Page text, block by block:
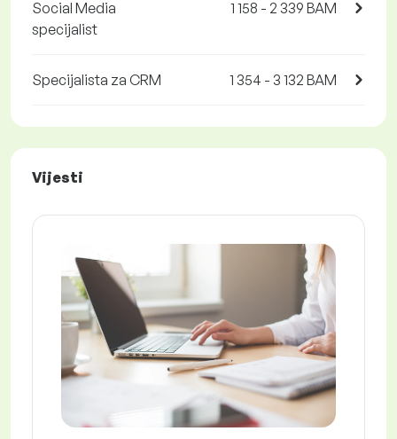
Social Media
specijalist
1 158 - 2 339 BAM
Specijalista za CRM 1 354 - 3 132 BAM
Vijesti